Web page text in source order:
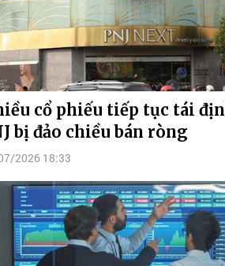
cổ phiếu tiếp tục tái
bị đảo chiều bán ròng
2026 18:33